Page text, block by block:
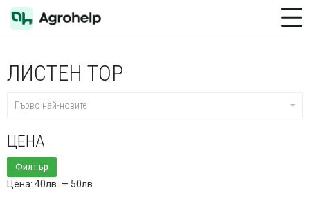
Toggle Menu
ЛИСТЕН ТОР
Първо най-новите
ЦЕНА
Минимална
цена
Максимална
цена
Филтър
Цена: 40лв. — 50лв.